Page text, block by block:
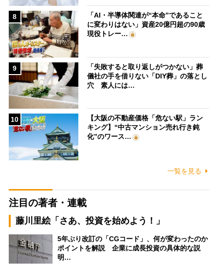
8
「AI・半導体関連が“本命”であること
に変わりはない」資産20億円超の90歳
現役トレー…
9
「失敗すると取り返しがつかない」葬
儀社の手を借りない「DIY葬」の落とし
穴 素人には…
10
【大阪の不動産価格「危ない駅」ラン
キング】“中古マンション売れ行き鈍
化”のワース…
一覧を見る
注目の著者・連載
藤川里絵「さあ、投資を始めよう！」
5年ぶり改訂の「CGコード」、何が変わったのか
ポイントを解説 企業に成長投資の具体的な説
明…